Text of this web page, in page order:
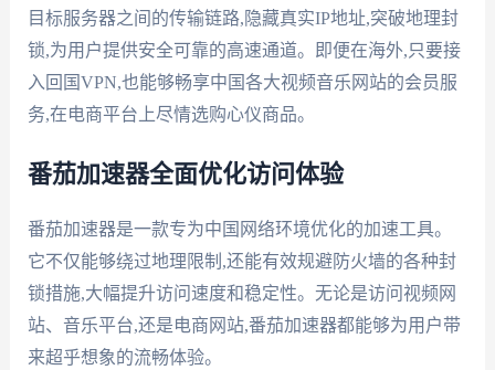
目标服务器之间的传输链路,隐藏真实IP地址,突破地理封
锁,为用户提供安全可靠的高速通道。即便在海外,只要接
入回国VPN,也能够畅享中国各大视频音乐网站的会员服
务,在电商平台上尽情选购心仪商品。
番茄加速器全面优化访问体验
番茄加速器是一款专为中国网络环境优化的加速工具。
它不仅能够绕过地理限制,还能有效规避防火墙的各种封
锁措施,大幅提升访问速度和稳定性。无论是访问视频网
站、音乐平台,还是电商网站,番茄加速器都能够为用户带
来超乎想象的流畅体验。